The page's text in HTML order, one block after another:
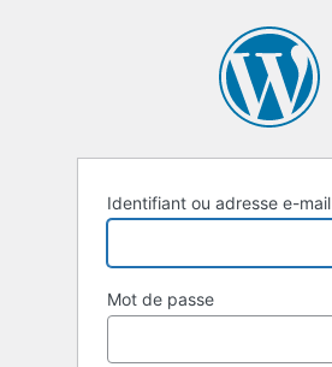
Identifiant ou adresse e-mail
Mot de passe